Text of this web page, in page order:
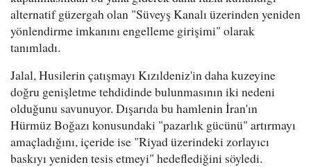
alternatif güzergah olan "Süveyş Kanalı üzerinden yeniden
yönlendirme imkanını engelleme girişimi" olarak
tanımladı.
Jalal, Husilerin çatışmayı Kızıldeniz'in daha kuzeyine
doğru genişletme tehdidinde bulunmasının iki nedeni
olduğunu savunuyor. Dışarıda bu hamlenin İran'ın
Hürmüz Boğazı konusundaki "pazarlık gücünü" artırmayı
amaçladığını, içeride ise "Riyad üzerindeki zorlayıcı
baskıyı yeniden tesis etmeyi" hedeflediğini söyledi.